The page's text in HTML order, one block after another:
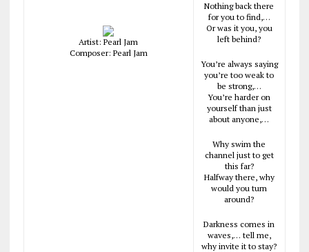
Artist: Pearl Jam
Composer: Pearl Jam
Nothing back there
for you to find,…
Or was it you, you
left behind?
You’re always saying
you’re too weak to
be strong,…
You’re harder on
yourself than just
about anyone,…
Why swim the
channel just to get
this far?
Halfway there, why
would you turn
around?
Darkness comes in
waves,… tell me,
why invite it to stay?